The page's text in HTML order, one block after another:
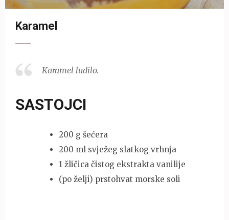
Karamel
Karamel ludilo.
SASTOJCI
200 g šećera
200 ml svježeg slatkog vrhnja
1 žličica čistog ekstrakta vanilije
(po želji) prstohvat morske soli